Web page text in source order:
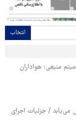
انتخاب
منیعی: هواداران
می‌یابد / جزئیات اجرای